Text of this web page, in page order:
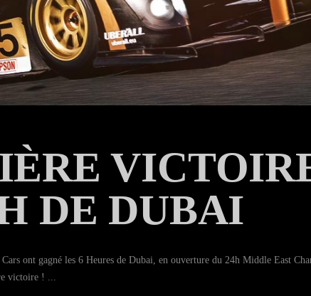
DE DUBAI
ont gagné les 6 Heures de Dubai, en ouverture du 24h Middle East
victoire !